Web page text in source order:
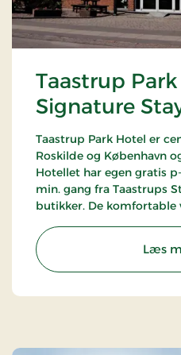
Taastrup
Signature
Taastrup Park Hotel er
Roskilde og København
Hotellet har egen gratis
min. gang fra Taastrups
butikker. De
stamgæster.
Læs